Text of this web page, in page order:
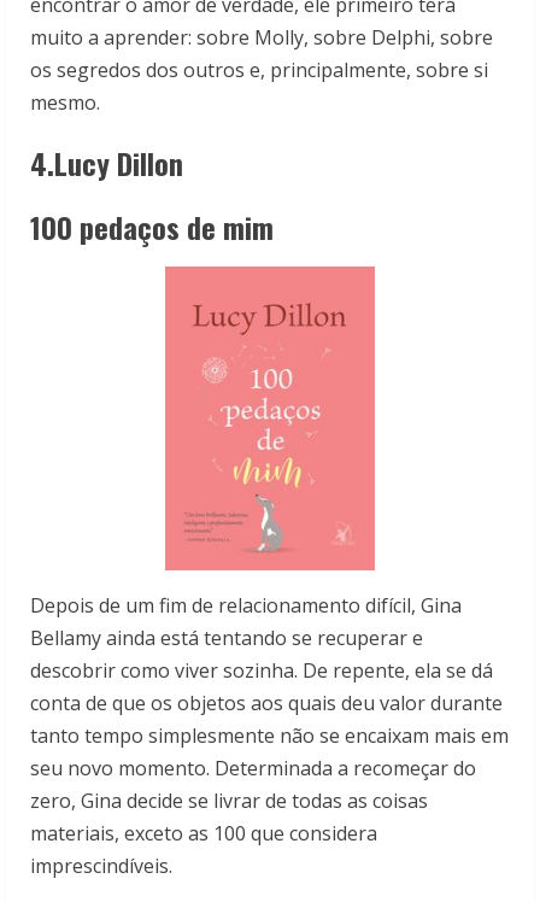
muito a aprender: sobre Molly, sobre Delphi, sobre
os segredos dos outros e, principalmente, sobre si
mesmo.
4.Lucy Dillon
100 pedaços de mim
Depois de um fim de relacionamento difícil, Gina
Bellamy ainda está tentando se recuperar e
descobrir como viver sozinha. De repente, ela se dá
conta de que os objetos aos quais deu valor durante
tanto tempo simplesmente não se encaixam mais em
seu novo momento. Determinada a recomeçar do
zero, Gina decide se livrar de todas as coisas
materiais, exceto as 100 que considera
imprescindíveis.